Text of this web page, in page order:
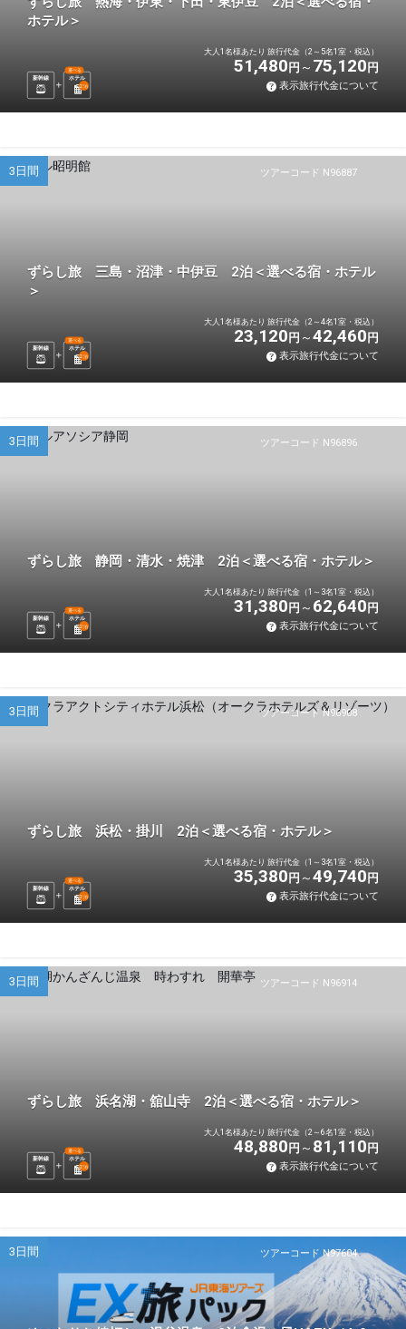
ホテル＞
新幹線 ホテル
選べる
2泊
大人1名様あたり 旅行代金（2～5名1室・税込）
51,480 円 75,120 円
表示旅行代金について
ツアーコード N96887
3日間
ずらし旅 三島・沼津・中伊豆 2泊＜選べる宿・ホテル
＞
新幹線 ホテル
選べる
2泊
大人1名様あたり 旅行代金（2～4名1室・税込）
23,120 円 42,460 円
表示旅行代金について
ツアーコード N96896
3日間
ずらし旅 静岡・清水・焼津 2泊＜選べる宿・ホテル＞
新幹線 ホテル
選べる
2泊
大人1名様あたり 旅行代金（1～3名1室・税込）
31,380 円 62,640 円
表示旅行代金について
ツアーコード N96908
3日間
ずらし旅 浜松・掛川 2泊＜選べる宿・ホテル＞
新幹線 ホテル
選べる
2泊
大人1名様あたり 旅行代金（1～3名1室・税込）
35,380 円 49,740 円
表示旅行代金について
ツアーコード N96914
3日間
ずらし旅 浜名湖・舘山寺 2泊＜選べる宿・ホテル＞
新幹線 ホテル
選べる
2泊
大人1名様あたり 旅行代金（2～6名1室・税込）
48,880 円 81,110 円
表示旅行代金について
ツアーコード N97604
3日間